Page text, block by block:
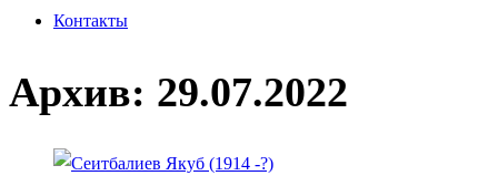
Контакты
Архив: 29.07.2022